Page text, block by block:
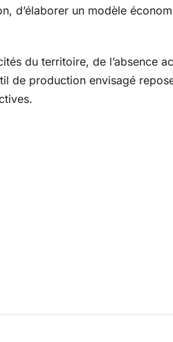
d’élaborer un modèle
du territoire, de l’absence
de production envisagé